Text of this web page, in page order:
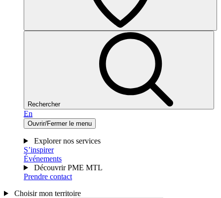
Rechercher
En
Ouvrir/Fermer le menu
Explorer nos services
S’inspirer
Événements
Découvrir PME MTL
Prendre contact
Choisir mon territoire